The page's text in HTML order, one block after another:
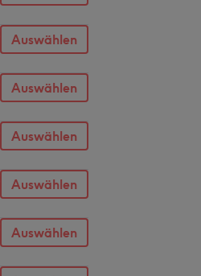
Auswählen
Auswählen
Auswählen
Auswählen
Auswählen